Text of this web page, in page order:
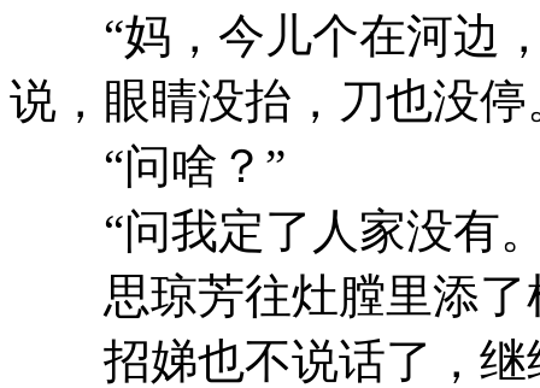
“妈，今儿个在河边，
说，眼睛没抬，刀也没停
“问啥？”
“问我定了人家没有
思琼芳往灶膛里添了
招娣也不说话了，继